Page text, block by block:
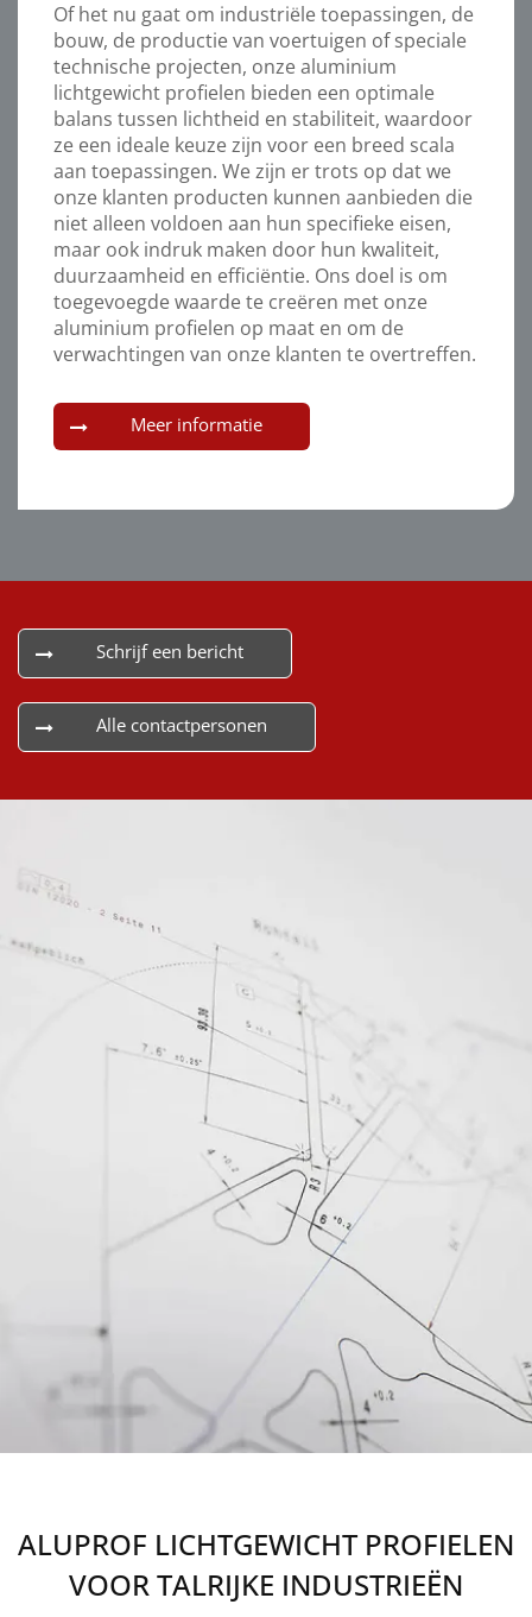
Of het nu gaat om industriële toepassingen, de
bouw, de productie van voertuigen of speciale
technische projecten, onze aluminium
lichtgewicht profielen bieden een optimale
balans tussen lichtheid en stabiliteit, waardoor
ze een ideale keuze zijn voor een breed scala
aan toepassingen. We zijn er trots op dat we
onze klanten producten kunnen aanbieden die
niet alleen voldoen aan hun specifieke eisen,
maar ook indruk maken door hun kwaliteit,
duurzaamheid en efficiëntie. Ons doel is om
toegevoegde waarde te creëren met onze
aluminium profielen op maat en om de
verwachtingen van onze klanten te overtreffen.
Meer informatie
Schrijf een bericht
Alle contactpersonen
ALUPROF LICHTGEWICHT PROFIELEN
VOOR TALRIJKE INDUSTRIEËN